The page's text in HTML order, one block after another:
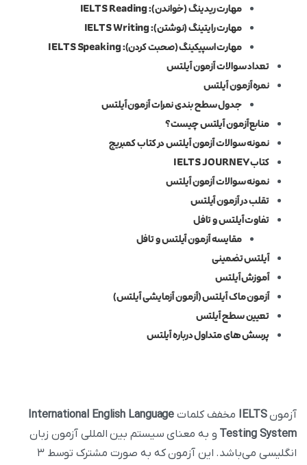
مهارت ریدینگ (خواندن): IELTS Reading
مهارت رایتینگ (نوشتن): IELTS Writing
مهارت اسپیکینگ (صحبت کردن): IELTS Speaking
تعداد سوالات آزمون آیلتس
نمره آزمون آیلتس
جدول سطح‌ بندی نمرات آزمون آیلتس
منابع آزمون آیلتس چیست؟
نمونه سوالات آزمون آیلتس در کتاب کمبریج
کتاب IELTS JOURNEY
نمونه سوالات آزمون آیلتس
تقلب در آزمون آیلتس
تفاوت آیلتس و تافل
مقایسه آزمون آیلتس و تافل
آیلتس تضمینی
آموزش آیلتس
آزمون ماک آیلتس (آزمون آزمایشی آیلتس)
تعیین سطح آیلتس
پرسش های متداول درباره آیلتس
آزمونIELTS مخفف کلمات International English Language
Testing System و به معنای سیستم بین‌ المللی آزمون زبان
انگلیسی می‌باشد. این آزمون که به صورت مشترک توسط ۳